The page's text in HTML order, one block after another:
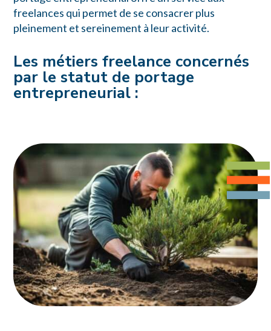
freelances qui permet de se consacrer plus
pleinement et sereinement à leur activité.
Les métiers freelance concernés
par le statut de portage
entrepreneurial :